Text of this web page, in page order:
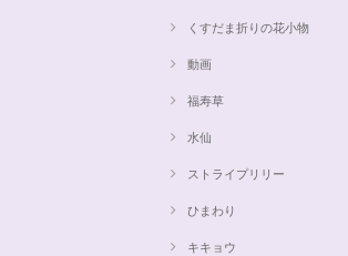
くすだま折りの花小物
動画
福寿草
水仙
ストライプリリー
ひまわり
キキョウ